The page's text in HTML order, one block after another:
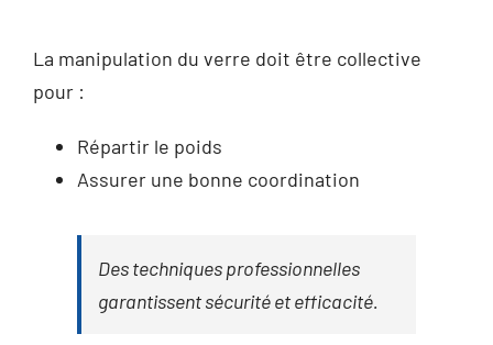
La manipulation du verre doit être collective
pour :
Répartir le poids
Assurer une bonne coordination
Des techniques professionnelles
garantissent sécurité et efficacité.